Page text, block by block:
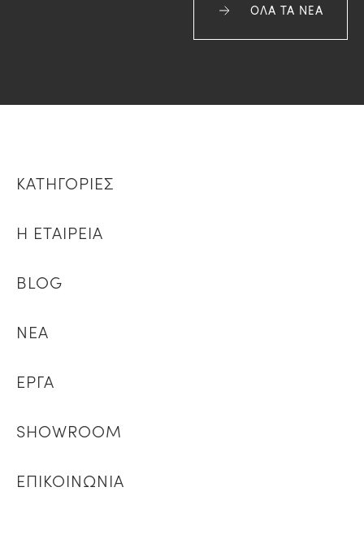
ΟΛΑ ΤΑ ΝΕΑ
ΚΑΤΗΓΟΡΙΕΣ
Η ΕΤΑΙΡΕΙΑ
BLOG
ΝΕΑ
ΕΡΓΑ
SHOWROOM
ΕΠΙΚΟΙΝΩΝΙΑ